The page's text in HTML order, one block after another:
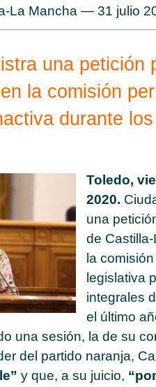
La Mancha — 31 julio
una petición
la comisión
durante
Toledo,
2020.
una
de
la
legislativa
integrales
el último
una sesión, la de su
del partido naranja,
y que, a su juicio,